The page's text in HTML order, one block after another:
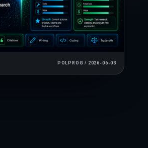
POLPROG / 2026-06-03